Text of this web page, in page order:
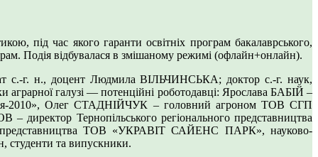
під час якого гаранти освітніх програм бакалаврського,
Подія відбувалася в змішаному режимі (офлайн+онлайн).
с.-г. н., доцент Людмила ВІЛЬЧИНСЬКА; доктор с.-г. наук,
галузі — потенційні роботодавці: Ярослава БАБІЙ –
2010», Олег СТАДНІЙЧУК – головний агроном ТОВ СГП
Тернопільського регіонального представництва
ТОВ «УКРАВІТ САЙЕНС ПАРК», науково-
студенти та випускники.